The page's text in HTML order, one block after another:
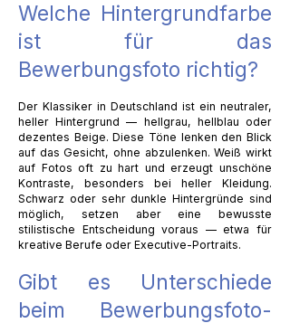
Welche Hintergrundfarbe
ist für das
Bewerbungsfoto richtig?
Der Klassiker in Deutschland ist ein neutraler,
heller Hintergrund — hellgrau, hellblau oder
dezentes Beige. Diese Töne lenken den Blick
auf das Gesicht, ohne abzulenken. Weiß wirkt
auf Fotos oft zu hart und erzeugt unschöne
Kontraste, besonders bei heller Kleidung.
Schwarz oder sehr dunkle Hintergründe sind
möglich, setzen aber eine bewusste
stilistische Entscheidung voraus — etwa für
kreative Berufe oder Executive-Portraits.
Gibt es Unterschiede
beim Bewerbungsfoto-